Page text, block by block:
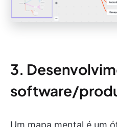
3.
software/
Um mapa mental é um